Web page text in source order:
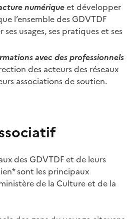
numériqueet développer
l’ensemble des GDVTDF
ses usages, ses pratiques et ses
avec des professionnels
des acteurs des réseaux
associations de soutien.
des GDVTDF et de leurs
sont les principaux
de la Culture et de la